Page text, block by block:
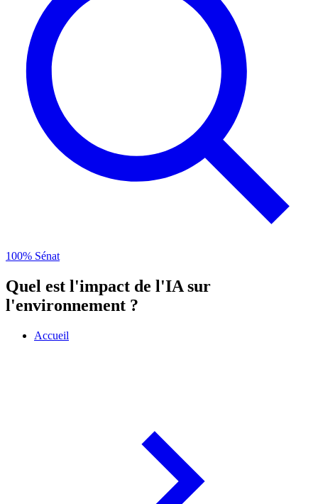
100% Sénat
Quel est l'impact de l'IA sur
l'environnement ?
Accueil